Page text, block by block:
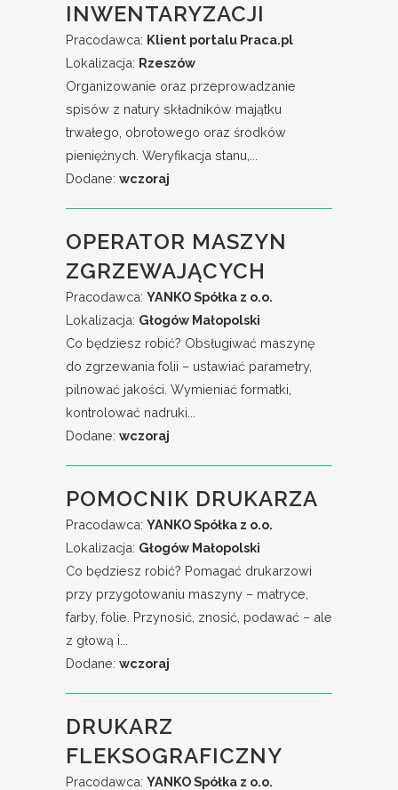
INWENTARYZACJI
Pracodawca: Klient portalu Praca.pl
Lokalizacja: Rzeszów
Organizowanie oraz przeprowadzanie
spisów z natury składników majątku
trwałego, obrotowego oraz środków
pieniężnych. Weryfikacja stanu,...
Dodane: wczoraj
OPERATOR MASZYN
ZGRZEWAJĄCYCH
Pracodawca: YANKO Spółka z o.o.
Lokalizacja: Głogów Małopolski
Co będziesz robić? Obsługiwać maszynę
do zgrzewania folii – ustawiać parametry,
pilnować jakości. Wymieniać formatki,
kontrolować nadruki...
Dodane: wczoraj
POMOCNIK DRUKARZA
Pracodawca: YANKO Spółka z o.o.
Lokalizacja: Głogów Małopolski
Co będziesz robić? Pomagać drukarzowi
przy przygotowaniu maszyny – matryce,
farby, folie. Przynosić, znosić, podawać – ale
z głową i...
Dodane: wczoraj
DRUKARZ
FLEKSOGRAFICZNY
Pracodawca: YANKO Spółka z o.o.